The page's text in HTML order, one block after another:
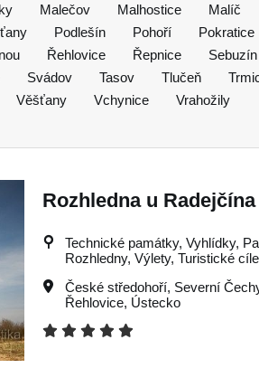
Malečov Malhostice
Malíč
Podlešín Pohoří
Pokratice
Řehlovice Řepnice
Sebuzín
Svádov Tasov Tlučeň
Věšťany Vchynice
Vrahožily
Rozhledna u Radejčína
Technické památky, Vyhlídky,
Rozhledny, Výlety, Turistické cíle
České středohoří, Severní
Řehlovice, Ústecko